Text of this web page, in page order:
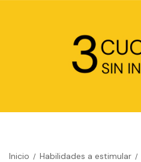
Inicio / Habilidades a estimular /